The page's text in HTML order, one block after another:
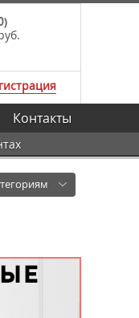
Контакты